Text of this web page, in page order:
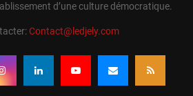
d’une culture démocratique.
Contact@ledjely.com